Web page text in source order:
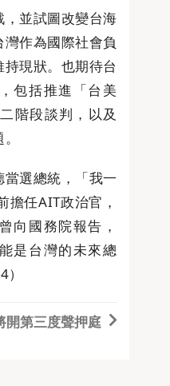
並試圖改變台海
作為國際社會負
現狀。也期待台
包括推進「台美
階段談判，以及
選總統，「我一
擔任AIT政治官，
向國務院報告，
是台灣的未來總
開第三度聲押庭